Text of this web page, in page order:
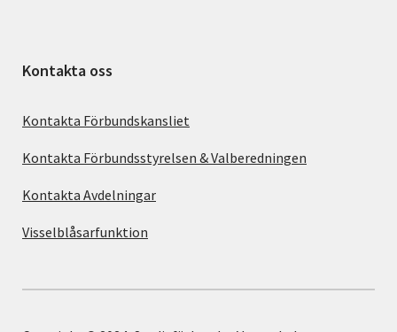
Kontakta oss
Kontakta Förbundskansliet
Kontakta Förbundsstyrelsen & Valberedningen
Kontakta Avdelningar
Visselblåsarfunktion